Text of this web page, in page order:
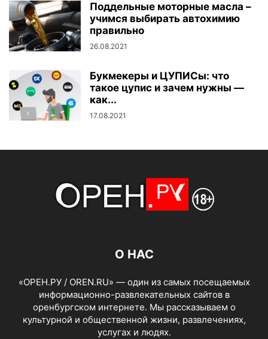
Поддельные моторные масла –
учимся выбирать автохимию
правильно
26.08.2021
Букмекеры и ЦУПИСы: что
такое цупис и зачем нужны —
как...
17.08.2021
О НАС
«ОРЕН.РУ / OREN.RU» — один из самых посещаемых
информационно-развлекательных сайтов в
оренбургском интернете. Мы рассказываем о
культурной и общественной жизни, развлечениях,
услугах и людях.